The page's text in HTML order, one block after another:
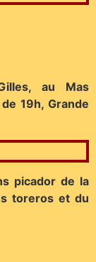
au Mas
19h, Grande
picador de la
toreros et du